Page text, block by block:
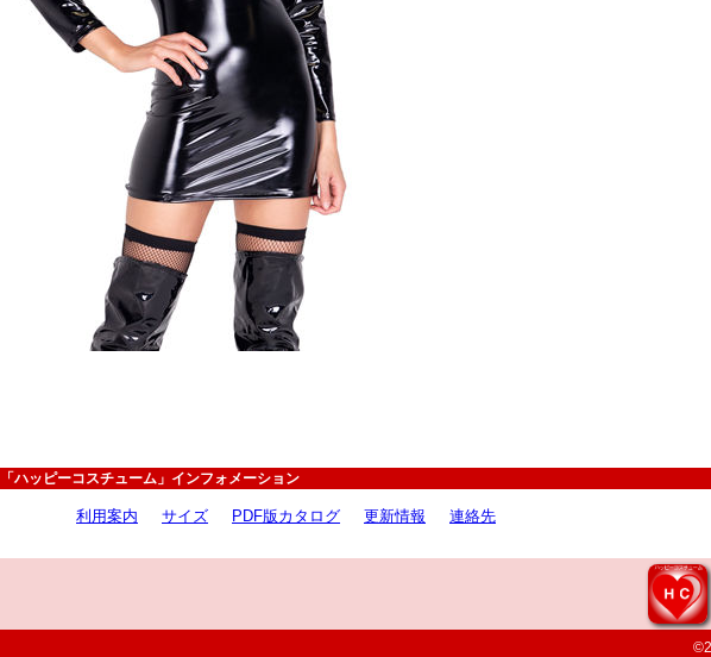
「ハッピーコスチューム」インフォメーション
利用案内 サイズ PDF版カタログ 更新情報 連絡先